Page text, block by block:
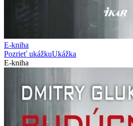
E-kniha
Pozrieť ukážkuUkážka
E-kniha